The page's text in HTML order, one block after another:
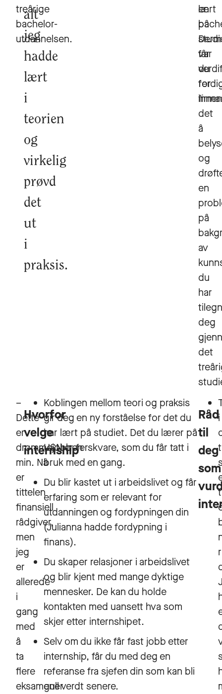
treårige
bachelor-
utdannelsen.
alt
jeg
hadde
lært
i
teorien
og
virkelig
prøvd
det
ut
i
praksis.
en
får
du
det
å
og
en
på
av
du
har
deg
det
lært
på
var
for
–
Dette
er
drømmejobben
min. Nå
er
tittelen
finansiell
rådgiver,
men
jeg
er
allerede
i
gang
med
å
ta
flere
eksamener
Hvorfor
velge
internship
Koblingen mellom teori og praksis
gir deg en ny forståelse for det du
har lært på studiet. Det du lærer på
USN er ferskvare, som du får tatt i
bruk med en gang.
Du blir kastet ut i arbeidslivet og får
erfaring som er relevant for
utdanningen og fordypningen din
(Julianna hadde fordypning i
finans).
Du skaper relasjoner i arbeidslivet
og blir kjent med mange dyktige
mennesker. De kan du holde
kontakten med uansett hva som
skjer etter internshipet.
Selv om du ikke får fast jobb etter
internship, får du med deg en
referanse fra sjefen din som kan bli
gull verdt senere.
Råd
til
deg
som
i